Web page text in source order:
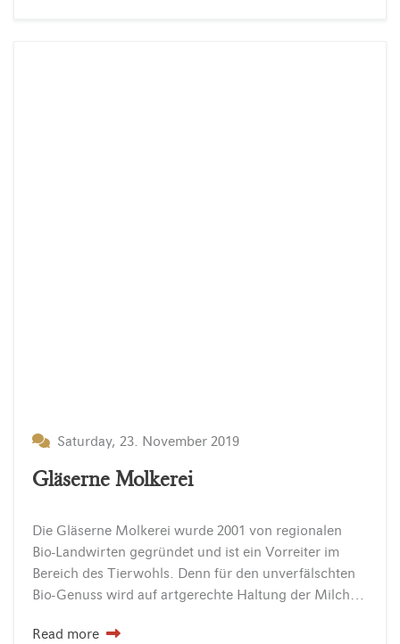
Saturday, 23. November 2019
Gläserne Molkerei
Die Gläserne Molkerei wurde 2001 von regionalen
Bio-Landwirten gegründet und ist ein Vorreiter im
Bereich des Tierwohls. Denn für den unverfälschten
Bio-Genuss wird auf artgerechte Haltung der Milchkühe geachtet sowie auf Nachhaltigkeit. Die zwei Standorte der Gläsernen Molkerei befinden sich…
Read more